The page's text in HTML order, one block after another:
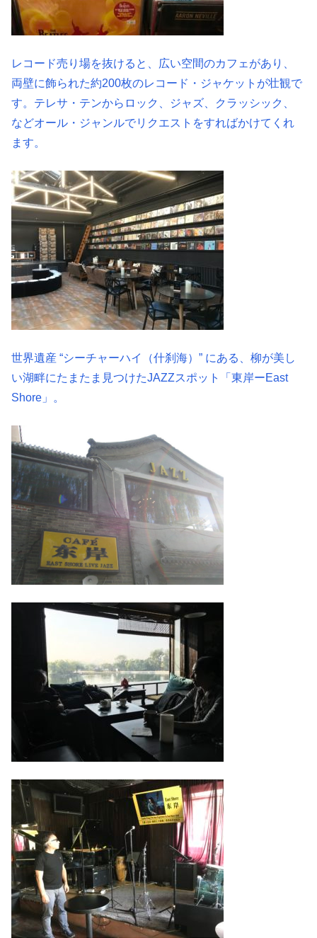
レコード売り場を抜けると、広い空間のカフェがあり、
両壁に飾られた約200枚のレコード・ジャケットが壮観で
す。テレサ・テンからロック、ジャズ、クラッシック、
などオール・ジャンルでリクエストをすればかけてくれ
ます。
世界遺産 “シーチャーハイ（什刹海）” にある、柳が美し
い湖畔にたまたま見つけたJAZZスポット「東岸ーEast
Shore」。